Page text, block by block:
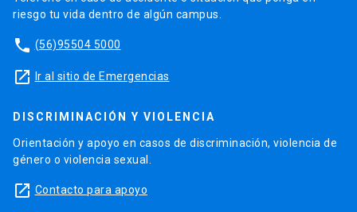
riesgo tu vida dentro de algún campus.
phone (56)95504 5000
launch Ir al sitio de Emergencias
DISCRIMINACIÓN Y VIOLENCIA
Orientación y apoyo en casos de discriminación, violencia de
género o violencia sexual.
launch Contacto para apoyo